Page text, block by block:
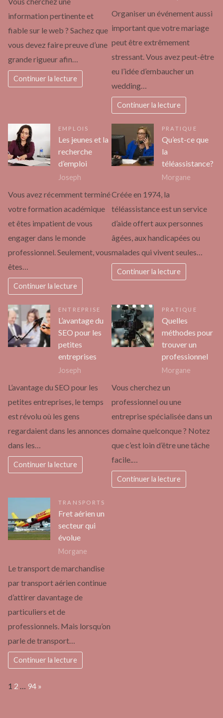
information pertinente et
fiable sur le web ? Sachez que
vous devez faire preuve d’une
grande rigueur afin…
Continuer la lecture
Organiser un événement aussi
important que votre mariage
peut être extrêmement
stressant. Vous avez peut-être
eu l’idée d’embaucher un
wedding…
Continuer la lecture
EMPLOIS
Les jeunes et la
recherche
d’emploi
Joseph
Vous avez récemment terminé
votre formation académique
et êtes impatient de vous
engager dans le monde
professionnel. Seulement, vous
êtes…
Continuer la lecture
PRATIQUE
Qu’est-ce que
la
téléassistance?
Morgane
Créée en 1974, la
téléassistance est un service
d’aide offert aux personnes
âgées, aux handicapées ou
malades qui vivent seules…
Continuer la lecture
ENTREPRISE
L’avantage du
SEO pour les
petites
entreprises
Joseph
L’avantage du SEO pour les
petites entreprises, le temps
est révolu où les gens
regardaient dans les annonces
dans les…
Continuer la lecture
PRATIQUE
Quelles
méthodes pour
trouver un
professionnel
Morgane
Vous cherchez un
professionnel ou une
entreprise spécialisée dans un
domaine quelconque ? Notez
que c’est loin d’être une tâche
facile.…
Continuer la lecture
TRANSPORTS
Fret aérien un
secteur qui
évolue
Morgane
Le transport de marchandise
par transport aérien continue
d’attirer davantage de
particuliers et de
professionnels. Mais lorsqu’on
parle de transport…
Continuer la lecture
Page:
1 2 … 94 Next
»